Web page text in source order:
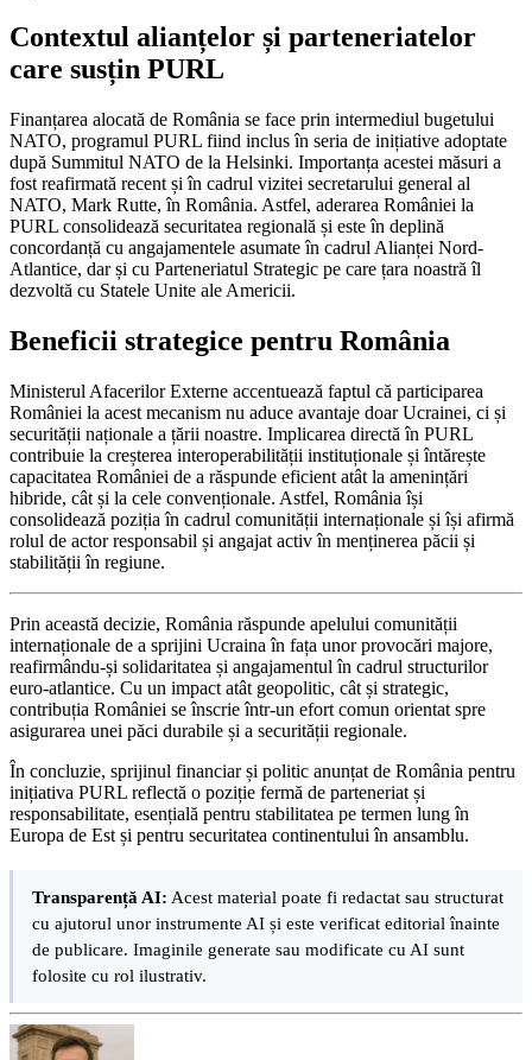
Contextul alianțelor și parteneriatelor
care susțin PURL
Finanțarea alocată de România se face prin intermediul bugetului
NATO, programul PURL fiind inclus în seria de inițiative adoptate
după Summitul NATO de la Helsinki. Importanța acestei măsuri a
fost reafirmată recent și în cadrul vizitei secretarului general al
NATO, Mark Rutte, în România. Astfel, aderarea României la
PURL consolidează securitatea regională și este în deplină
concordanță cu angajamentele asumate în cadrul Alianței Nord-
Atlantice, dar și cu Parteneriatul Strategic pe care țara noastră îl
dezvoltă cu Statele Unite ale Americii.
Beneficii strategice pentru România
Ministerul Afacerilor Externe accentuează faptul că participarea
României la acest mecanism nu aduce avantaje doar Ucrainei, ci și
securității naționale a țării noastre. Implicarea directă în PURL
contribuie la creșterea interoperabilității instituționale și întărește
capacitatea României de a răspunde eficient atât la amenințări
hibride, cât și la cele convenționale. Astfel, România își
consolidează poziția în cadrul comunității internaționale și își afirmă
rolul de actor responsabil și angajat activ în menținerea păcii și
stabilității în regiune.
Prin această decizie, România răspunde apelului comunității
internaționale de a sprijini Ucraina în fața unor provocări majore,
reafirmându-și solidaritatea și angajamentul în cadrul structurilor
euro-atlantice. Cu un impact atât geopolitic, cât și strategic,
contribuția României se înscrie într-un efort comun orientat spre
asigurarea unei păci durabile și a securității regionale.
În concluzie, sprijinul financiar și politic anunțat de România pentru
inițiativa PURL reflectă o poziție fermă de parteneriat și
responsabilitate, esențială pentru stabilitatea pe termen lung în
Europa de Est și pentru securitatea continentului în ansamblu.
Transparență AI: Acest material poate fi redactat sau structurat
cu ajutorul unor instrumente AI și este verificat editorial înainte
de publicare. Imaginile generate sau modificate cu AI sunt
folosite cu rol ilustrativ.